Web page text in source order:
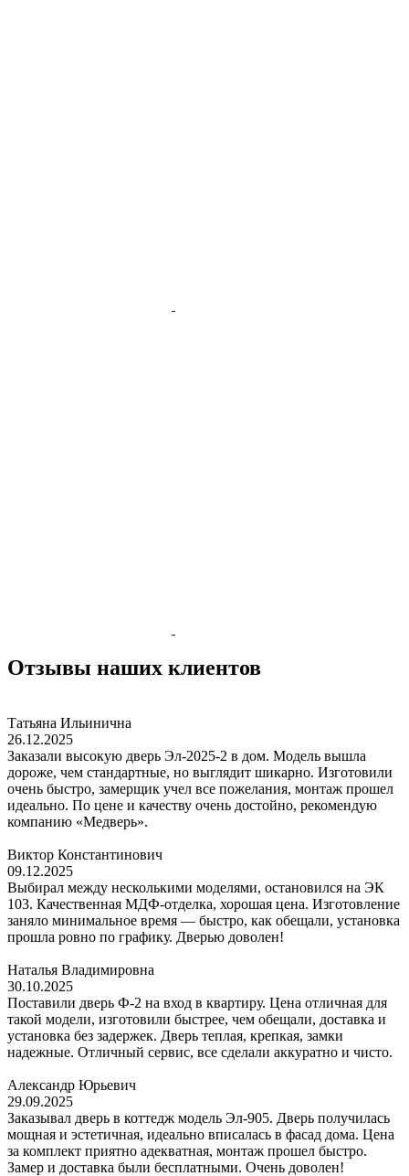
Отзывы наших клиентов
Татьяна Ильинична
26.12.2025
Заказали высокую дверь Эл-2025-2 в дом. Модель вышла
дороже, чем стандартные, но выглядит шикарно. Изготовили
очень быстро, замерщик учел все пожелания, монтаж прошел
идеально. По цене и качеству очень достойно, рекомендую
компанию «Медверь».
Виктор Константинович
09.12.2025
Выбирал между несколькими моделями, остановился на ЭК
103. Качественная МДФ-отделка, хорошая цена. Изготовление
заняло минимальное время — быстро, как обещали, установка
прошла ровно по графику. Дверью доволен!
Наталья Владимировна
30.10.2025
Поставили дверь Ф-2 на вход в квартиру. Цена отличная для
такой модели, изготовили быстрее, чем обещали, доставка и
установка без задержек. Дверь теплая, крепкая, замки
надежные. Отличный сервис, все сделали аккуратно и чисто.
Александр Юрьевич
29.09.2025
Заказывал дверь в коттедж модель Эл-905. Дверь получилась
мощная и эстетичная, идеально вписалась в фасад дома. Цена
за комплект приятно адекватная, монтаж прошел быстро.
Замер и доставка были бесплатными. Очень доволен!